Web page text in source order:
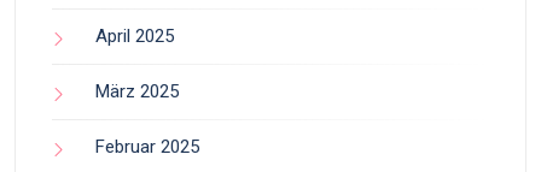
April 2025
März 2025
Februar 2025